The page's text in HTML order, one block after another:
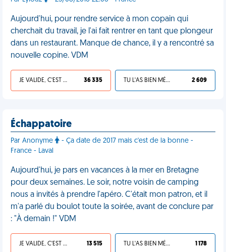
Aujourd'hui, pour rendre service à mon copain qui
cherchait du travail, je l'ai fait rentrer en tant que plongeur
dans un restaurant. Manque de chance, il y a rencontré sa
nouvelle copine. VDM
JE VALIDE, C'EST UNE VDM 36 335 TU L'AS BIEN MÉRITÉ 2 609
Échappatoire
Par Anonyme
- Ça date de 2017 mais c'est de la bonne -
France - Laval
Aujourd'hui, je pars en vacances à la mer en Bretagne
pour deux semaines. Le soir, notre voisin de camping
nous a invités à prendre l'apéro. C'était mon patron, et il
m'a parlé du boulot toute la soirée, avant de conclure par
: "À demain !" VDM
JE VALIDE, C'EST UNE VDM 13 515 TU L'AS BIEN MÉRITÉ 1 178